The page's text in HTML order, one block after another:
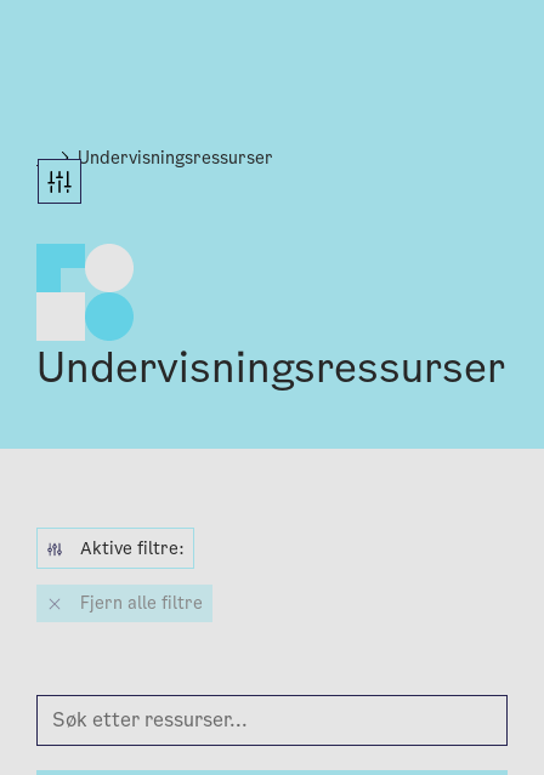
... Undervisningsressurser
Undervisningsressurser
Aktive filtre:
Fjern alle filtre